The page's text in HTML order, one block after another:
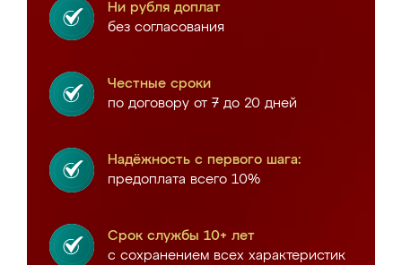
Ни рубля доплат
без согласования
Честные сроки
по договору от 7 до 20 дней
Надёжность с первого шага:
предоплата всего 10%
Срок службы 10+ лет
с сохранением всех характеристик